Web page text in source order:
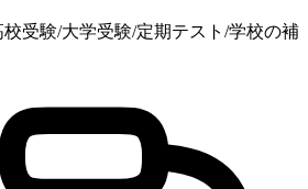
受験/大学受験/定期テスト/学校の補